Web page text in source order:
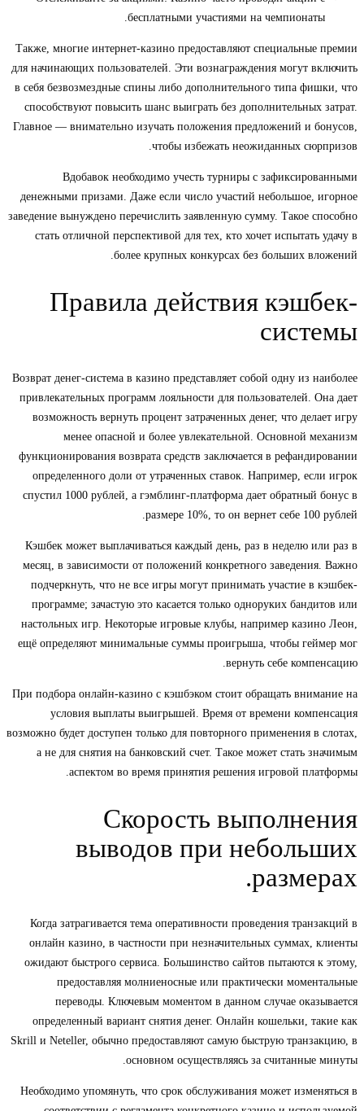
бесплатными участиями на чемпионаты.
Также, многие интернет-казино предоставляют специальные премии
для начинающих пользователей. Эти вознаграждения могут включить
в себя безвозмездные спины либо дополнительного типа фишки, что
способствуют повысить шанс выиграть без дополнительных затрат.
Главное — внимательно изучать положения предложений и бонусов,
чтобы избежать неожиданных сюрпризов.
Вдобавок необходимо учесть турниры с зафиксированными
денежными призами. Даже если число участий небольшое, игорное
заведение вынуждено перечислить заявленную сумму. Такое способно
стать отличной перспективой для тех, кто хочет испытать удачу в
более крупных конкурсах без больших вложений.
Правила действия кэшбек-
системы
Возврат денег-система в казино представляет собой одну из наиболее
привлекательных программ лояльности для пользователей. Она дает
возможность вернуть процент затраченных денег, что делает игру
менее опасной и более увлекательной. Основной механизм
функционирования возврата средств заключается в рефандировании
определенного доли от утраченных ставок. Например, если игрок
спустил 1000 рублей, а гэмблинг-платформа дает обратный бонус в
размере 10%, то он вернет себе 100 рублей.
Кэшбек может выплачиваться каждый день, раз в неделю или раз в
месяц, в зависимости от положений конкретного заведения. Важно
подчеркнуть, что не все игры могут принимать участие в кэшбек-
программе; зачастую это касается только одноруких бандитов или
настольных игр. Некоторые игровые клубы, например казино Леон,
ещё определяют минимальные суммы проигрыша, чтобы геймер мог
вернуть себе компенсацию.
При подбора онлайн-казино с кэшбэком стоит обращать внимание на
условия выплаты выигрышей. Время от времени компенсация
возможно будет доступен только для повторного применения в слотах,
а не для снятия на банковский счет. Такое может стать значимым
аспектом во время принятия решения игровой платформы.
Скорость выполнения
выводов при небольших
размерах.
Когда затрагивается тема оперативности проведения транзакций в
онлайн казино, в частности при незначительных суммах, клиенты
ожидают быстрого сервиса. Большинство сайтов пытаются к этому,
предоставляя молниеносные или практически моментальные
переводы. Ключевым моментом в данном случае оказывается
определенный вариант снятия денег. Онлайн кошельки, такие как
Skrill и Neteller, обычно предоставляют самую быструю транзакцию, в
основном осуществляясь за считанные минуты.
Необходимо упомянуть, что срок обслуживания может изменяться в